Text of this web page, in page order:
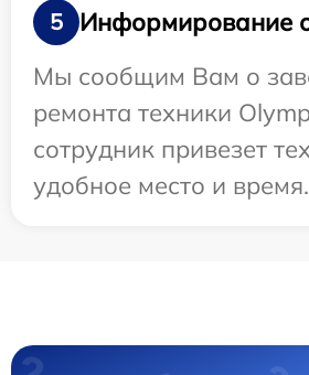
5
Информирование
Мы сообщим Вам о
ремонта техники
сотрудник привезет
удобное место и время.